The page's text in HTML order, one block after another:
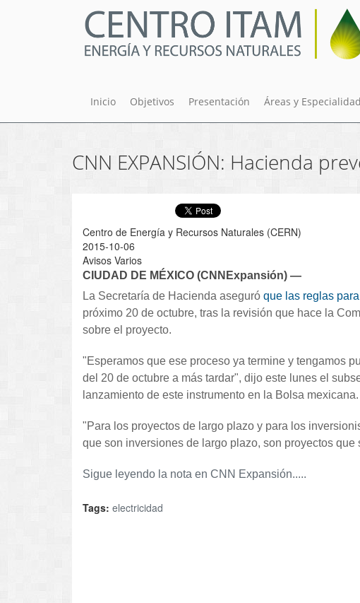
Inicio Objetivos Presentación Áreas y
CNN EXPANSIÓN: Hacienda
Centro de Energía y Recursos Naturales (CERN)
2015-10-06
Avisos Varios
CIUDAD DE MÉXICO (CNNExpansión) —
La Secretaría de Hacienda aseguró que las reglas
próximo 20 de octubre, tras la revisión que hace la
sobre el proyecto.
"Esperamos que ese proceso ya termine y tengamos
del 20 de octubre a más tardar", dijo este lunes el
lanzamiento de este instrumento en la Bolsa mexicana.
"Para los proyectos de largo plazo y para los
que son inversiones de largo plazo, son proyectos
Sigue leyendo la nota en CNN Expansión.....
Tags: electricidad